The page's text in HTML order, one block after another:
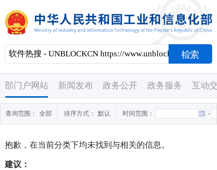
部门户网站 新闻发布 政务公开 政务服务 互动
查询范围： 全部 排序方式： 默认 时间范围： -
抱歉，在当前分类下均未找到与相关的信息。
建议：